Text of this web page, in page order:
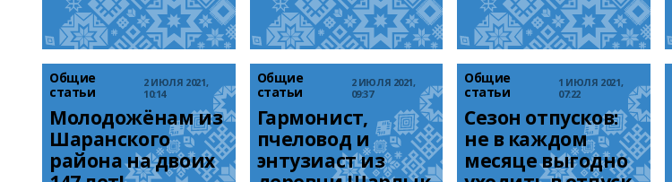
Общие
статьи
2 ИЮЛЯ 2021,
10:14
Молодожёнам из
Шаранского
района на двоих
Общие
статьи
2 ИЮЛЯ 2021,
09:37
Гармонист,
пчеловод и
энтузиаст из
Общие
статьи
1 ИЮЛЯ 2021,
07:22
Сезон отпусков:
не в каждом
месяце выгодно